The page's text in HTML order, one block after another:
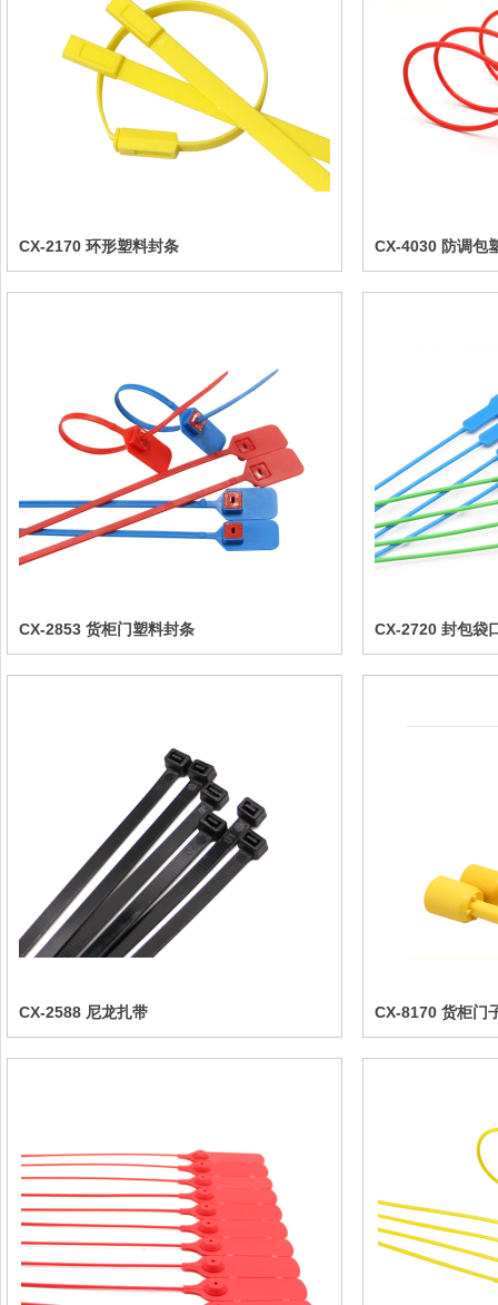
CX-2170 环形塑料封条 CX-4030 防调包
CX-2853 货柜门塑料封条 CX-2720 封包袋
CX-2588 尼龙扎带 CX-8170 货柜门